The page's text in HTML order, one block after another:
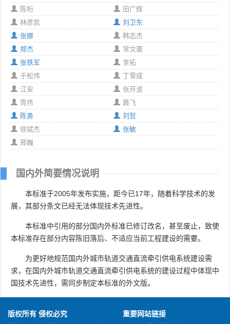
陈桁
田广辉
林彦凯
刘卫东
张娜
韩志杰
郑杰
常文寰
张铁军
李拓
于松伟
丁雪成
江安
张开波
胥伟
聂飞
陈勇
刘哲
徐斌杰
张敏
邢巍
国内外简要情况说明
本标准于2005年发布实施，距今已17年，随着科学技术的发
展，其部分条文已经无法体现技术先进性。
本标准中引用的部分国内外标准已修订改名，甚至废止，致使
本标准存在部分内容陈旧落后、不适应当前工程建设的需要。
为更好地规范国内外城市轨道交通直流牵引供电系统建设需
求，在国内外城市轨道交通直流牵引供电系统的建设过程中体现中
国技术先进性，需同步制定本标准的外文版。
版权所有 侵权必究 重要网站链接